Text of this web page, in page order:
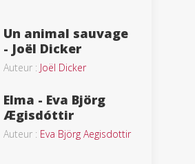
Un animal sauvage
- Joël Dicker
Auteur : Joël Dicker
Elma - Eva Björg
Ægisdóttir
Auteur : Eva Björg Aegisdottir